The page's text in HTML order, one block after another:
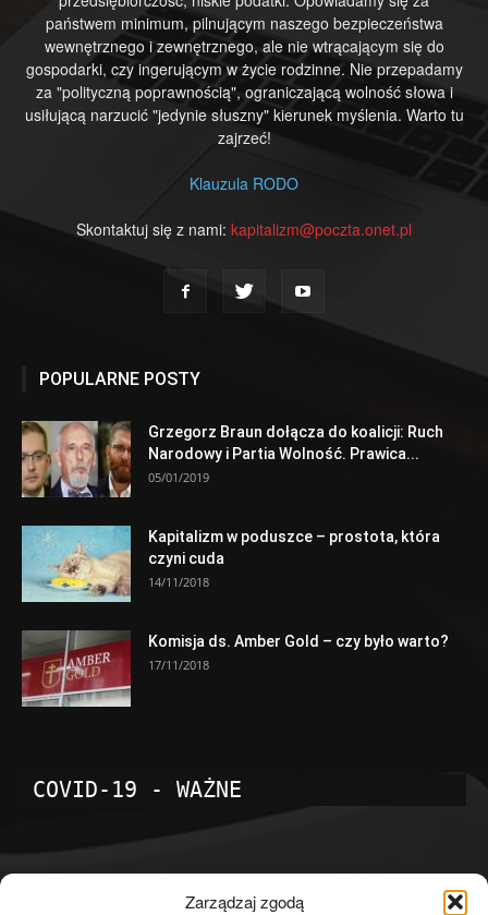
Zarządzaj zgodą
państwem minimum, pilnującym naszego bezpieczeństwa
wewnętrznego i zewnętrznego, ale nie wtrącającym się do
gospodarki, czy ingerującym w życie rodzinne. Nie przepadamy
za "polityczną poprawnością", ograniczającą wolność słowa i
usiłującą narzucić "jedynie słuszny" kierunek myślenia. Warto tu
zajrzeć!
Klauzula RODO
Skontaktuj się z nami: kapitalizm@poczta.onet.pl
POPULARNE POSTY
Grzegorz Braun dołącza do koalicji: Ruch
Narodowy i Partia Wolność. Prawica...
05/01/2019
Kapitalizm w poduszce – prostota, która
czyni cuda
14/11/2018
Komisja ds. Amber Gold – czy było warto?
17/11/2018
COVID-19 - WAŻNE